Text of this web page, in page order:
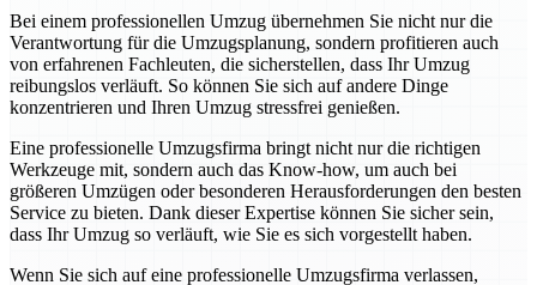
Bei einem professionellen Umzug übernehmen Sie nicht nur die
Verantwortung für die Umzugsplanung, sondern profitieren auch
von erfahrenen Fachleuten, die sicherstellen, dass Ihr Umzug
reibungslos verläuft. So können Sie sich auf andere Dinge
konzentrieren und Ihren Umzug stressfrei genießen.
Eine professionelle Umzugsfirma bringt nicht nur die richtigen
Werkzeuge mit, sondern auch das Know-how, um auch bei
größeren Umzügen oder besonderen Herausforderungen den besten
Service zu bieten. Dank dieser Expertise können Sie sicher sein,
dass Ihr Umzug so verläuft, wie Sie es sich vorgestellt haben.
Wenn Sie sich auf eine professionelle Umzugsfirma verlassen,